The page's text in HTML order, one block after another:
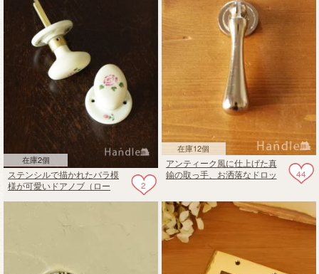
在庫2個
2
ステンシルで描かれたバラ模
様が可愛いドアノブ（ロー
在庫12個
44
アンティーク風に仕上げた真
鍮の取っ手、お洒落なドロッ